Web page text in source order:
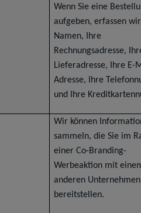
Wenn Sie eine
aufgeben, erfassen
Namen, Ihre
Rechnungsadresse,
Lieferadresse, Ihre E-
Adresse, Ihre
und Ihre
Wir können
sammeln, die Sie im
einer Co-Branding-
Werbeaktion mit
anderen Unternehmen
bereitstellen.